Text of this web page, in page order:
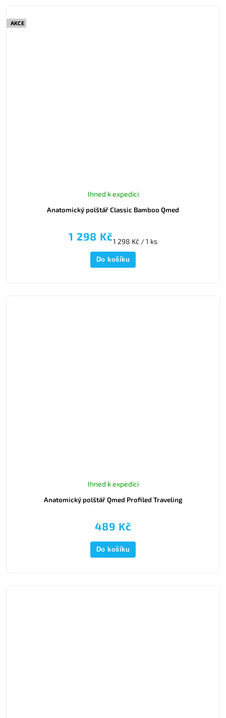
AKCE
Anatomický polštář Classic Bamboo Qmed
Ihned k expedici
1 298 Kč1 298 Kč / 1 ks
Do košíku
Anatomický polštář Qmed Profiled Traveling
Ihned k expedici
489 Kč
Do košíku